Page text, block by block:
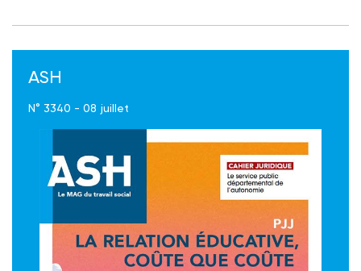
ASH
N° 3340 - 08 juillet